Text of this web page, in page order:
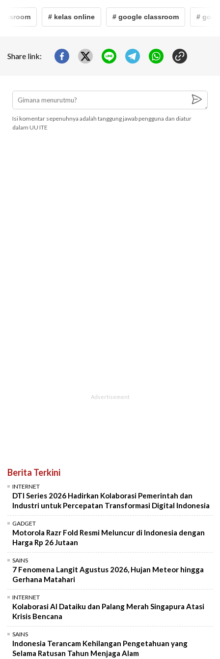
# kelas online # google classroom #
Share link:
Isi komentar sepenuhnya adalah tanggung jawab pengguna dan diatur
dalam UU ITE
Berita Terkini
INTERNET
DTI Series 2026 Hadirkan Kolaborasi Pemerintah dan
Industri untuk Percepatan Transformasi Digital Indonesia
GADGET
Motorola Razr Fold Resmi Meluncur di Indonesia dengan
Harga Rp 26 Jutaan
SAINS
7 Fenomena Langit Agustus 2026, Hujan Meteor hingga
Gerhana Matahari
INTERNET
Kolaborasi AI Dataiku dan Palang Merah Singapura Atasi
Krisis Bencana
SAINS
Indonesia Terancam Kehilangan Pengetahuan yang
Selama Ratusan Tahun Menjaga Alam